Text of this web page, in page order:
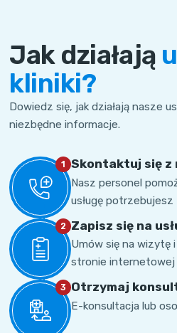
Jak działają
kliniki?
Dowiedz się, jak działają nasze
niezbędne informacje.
1 Skontaktuj się z
Nasz personel
usługę potrzebujesz
2 Zapisz się na
Umów się na wizytę i
stronie internetowej
3 Otrzymaj
E-konsultacja lub